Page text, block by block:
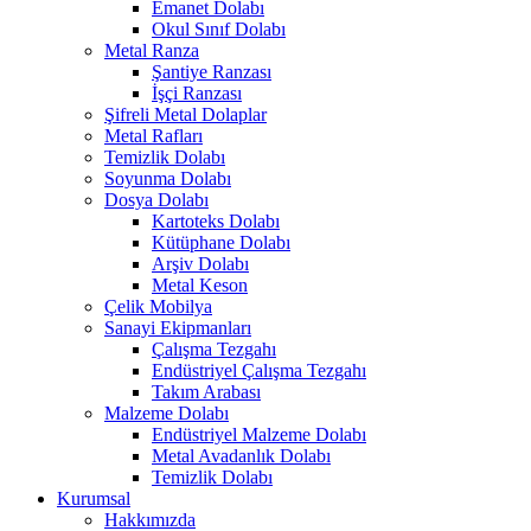
Emanet Dolabı
Okul Sınıf Dolabı
Metal Ranza
Şantiye Ranzası
İşçi Ranzası
Şifreli Metal Dolaplar
Metal Rafları
Temizlik Dolabı
Soyunma Dolabı
Dosya Dolabı
Kartoteks Dolabı
Kütüphane Dolabı
Arşiv Dolabı
Metal Keson
Çelik Mobilya
Sanayi Ekipmanları
Çalışma Tezgahı
Endüstriyel Çalışma Tezgahı
Takım Arabası
Malzeme Dolabı
Endüstriyel Malzeme Dolabı
Metal Avadanlık Dolabı
Temizlik Dolabı
Kurumsal
Hakkımızda